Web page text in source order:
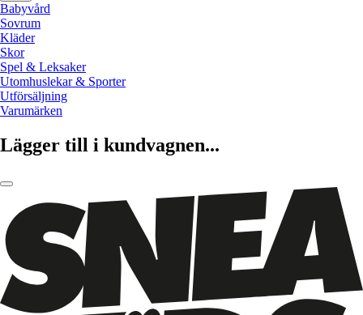
Babyvård
Sovrum
Kläder
Skor
Spel & Leksaker
Utomhuslekar & Sporter
Utförsäljning
Varumärken
Lägger till i kundvagnen...